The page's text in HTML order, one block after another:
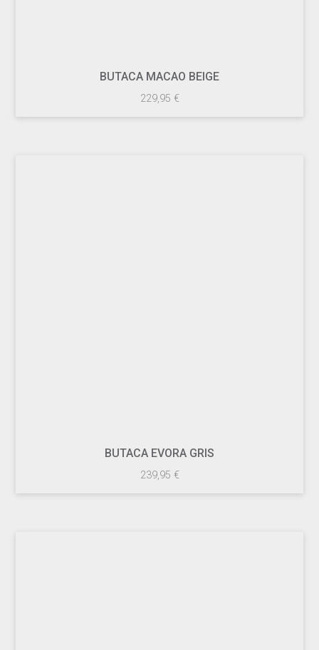
BUTACA MACAO BEIGE
229,95 €
BUTACA EVORA GRIS
239,95 €